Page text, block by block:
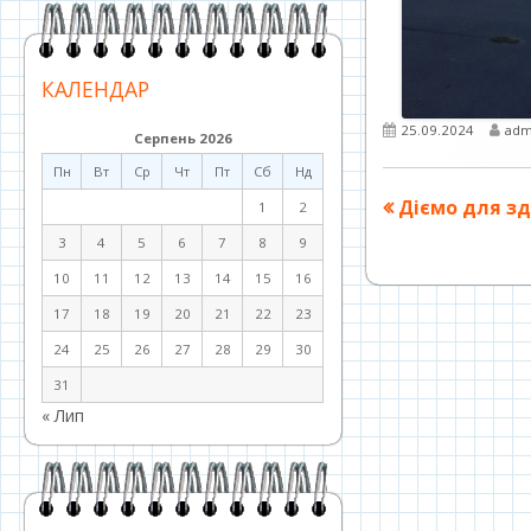
КАЛЕНДАР
Серпень 2026
Пн
Вт Ср Чт Пт Сб
Нд
1
2
3
4 5 6 7 8
9
10
11 12 13 14 15
16
17
18 19 20 21 22
23
24
25 26 27 28 29
30
31
« Лип
Опубліковано
25.09.2024
Навігація
Попередня
Діємо для